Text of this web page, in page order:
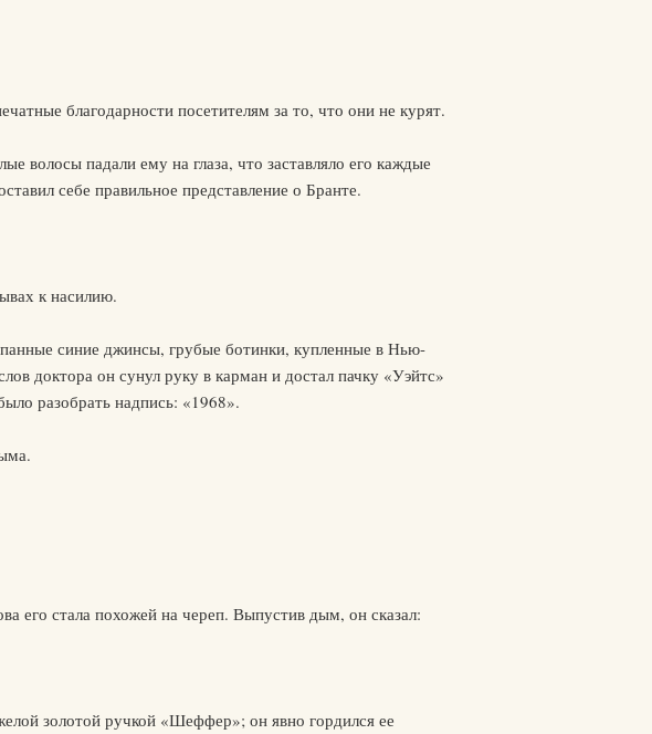
благодарности посетителям за то, что они не курят.
волосы падали ему на глаза, что заставляло его каждые
себе правильное представление о Бранте.
к насилию.
синие джинсы, грубые ботинки, купленные в Нью-
доктора он сунул руку в карман и достал пачку «Уэйтс»
разобрать надпись: «1968».
его стала похожей на череп. Выпустив дым, он сказал:
золотой ручкой «Шеффер»; он явно гордился ее